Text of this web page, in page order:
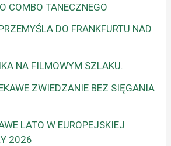
COMBO TANECZNEGO
DO FRANKFURTU NAD
NA FILMOWYM SZLAKU.
ZWIEDZANIE BEZ SIĘGANIA
LATO W EUROPEJSKIEJ
2026